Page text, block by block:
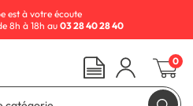
est à votre écoute
8h à 18h au03 28 40 28 40
0